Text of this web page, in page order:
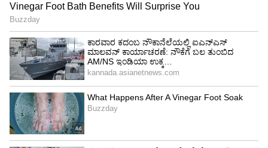
IRCTC ಅಪ್ಲಿಕೇಶನ್ ಇನ್ನೂ ಹೆಚ್ಚು ವ್ಯಾಪಕವಾಗಿ
ಬಳಸಲಾಗುವ ಅಪ್ಲಿಕೇಶನ್ ಆಗಿದೆ. ತತ್ಕಾಲ್ ಅಥವಾ ಸ್ಲೀಪರ್
ಟಿಕೆಟ್‌ಗಳನ್ನು ಬುಕ್ ಮಾಡುವುದಾಗಲಿ, ಹೆಚ್ಚಿನ ಜನರು
IRCTC ಅನ್ನು ಅವಲಂಬಿಸಿದ್ದಾರೆ. ಆದರೆ RailOne ನ
ಗಮನವು ಕಾಯ್ದಿರಿಸಿದ ಟಿಕೆಟ್‌ಗಳಿಗೆ ಸೀಮಿತವಾಗಿಲ್ಲ. ನೀವು
RailOne ಅಪ್ಲಿಕೇಶನ್ ಮೂಲಕ ಸಾಮಾನ್ಯ ಕೋಚ್
ಟಿಕೆಟ್‌ಗಳು, ಪ್ಲಾಟ್‌ಫಾರ್ಮ್ ಟಿಕೆಟ್‌ಗಳು ಮತ್ತು ಸ್ಥಳೀಯ
ಟಿಕೆಟ್‌ಗಳನ್ನು ಒಳಗೊಂಡಂತೆ ಕಾಯ್ದಿರಿಸದ ಟಿಕೆಟ್‌ಗಳನ್ನು